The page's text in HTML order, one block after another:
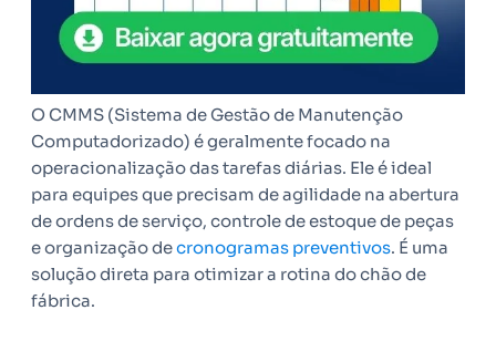
O CMMS (Sistema de Gestão de Manutenção
Computadorizado) é geralmente focado na
operacionalização das tarefas diárias. Ele é ideal
para equipes que precisam de agilidade na abertura
de ordens de serviço, controle de estoque de peças
e organização decronogramas preventivos. É uma
solução direta para otimizar a rotina do chão de
fábrica.